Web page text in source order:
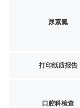
尿素氮
打印纸质报告
口腔科检查